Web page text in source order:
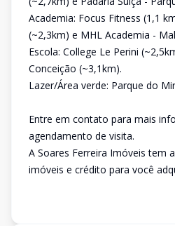
Academia: Focus Fitness (1,1
(~2,3km) e MHL Academia -
Escola: College Le Perini
Conceição (~3,1km).
Lazer/Área verde: Parque do
Entre em contato para mais
agendamento de visita.
A Soares Ferreira Imóveis tem
imóveis e crédito para você